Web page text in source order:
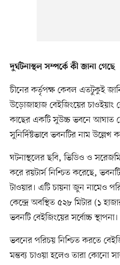
দুর্ঘটনাস্থল সম্পর্কে কী জানা গেছে
চীনের কর্তৃপক্ষ কেবল এতটুকুই
উড়োজাহাজ বেইজিংয়ের চাওইয়াং
কাছের একটি সুউচ্চ ভবনে আঘাত
সুনির্দিষ্টভাবে ভবনটির নাম উল্লেখ
ঘটনাস্থলের ছবি, ভিডিও ও
করে রয়টার্স নিশ্চিত করেছে,
টাওয়ার। এটি চায়না জুন নামেও
কেন্দ্রে অবস্থিত ৫২৮ মিটার (১
ভবনটি বেইজিংয়ের সর্বোচ্চ স্থাপনা।
ভবনের পরিচয় নিশ্চিত করতে
মন্তব্য চাওয়া হলেও তারা কোনো